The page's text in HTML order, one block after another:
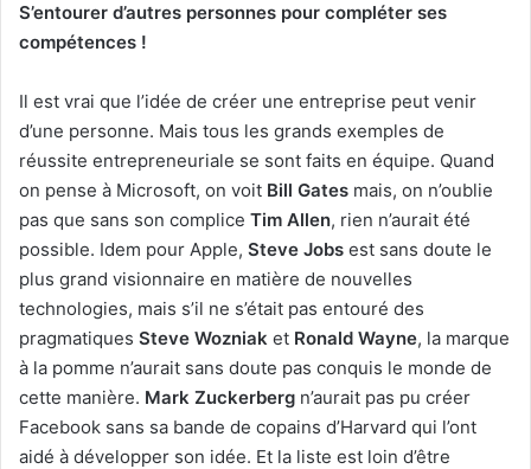
S’entourer d’autres personnes pour compléter ses
compétences !
Il est vrai que l’idée de créer une entreprise peut venir
d’une personne. Mais tous les grands exemples de
réussite entrepreneuriale se sont faits en équipe. Quand
on pense à Microsoft, on voit Bill Gates mais, on n’oublie
pas que sans son complice Tim Allen, rien n’aurait été
possible. Idem pour Apple, Steve Jobs est sans doute le
plus grand visionnaire en matière de nouvelles
technologies, mais s’il ne s’était pas entouré des
pragmatiques Steve Wozniak et Ronald Wayne, la marque
à la pomme n’aurait sans doute pas conquis le monde de
cette manière. Mark Zuckerberg n’aurait pas pu créer
Facebook sans sa bande de copains d’Harvard qui l’ont
aidé à développer son idée. Et la liste est loin d’être